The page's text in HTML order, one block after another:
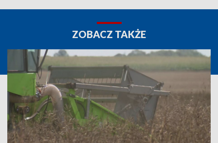
ZOBACZ TAKŻE